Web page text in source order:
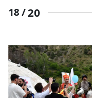
18 /20